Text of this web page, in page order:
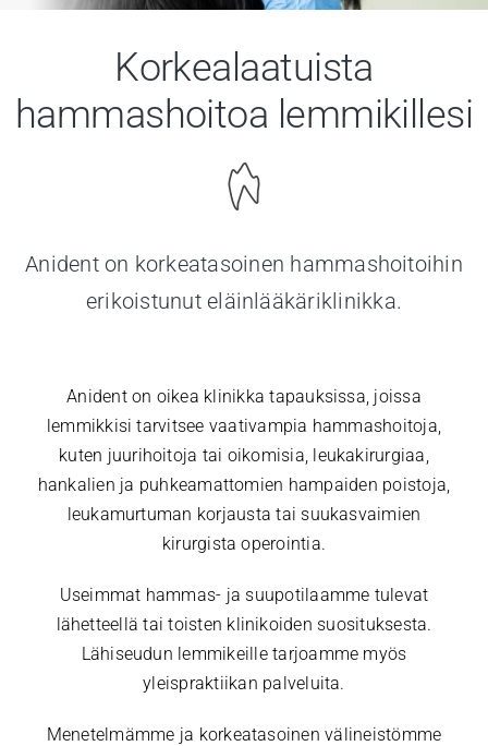
Tietopankki
Ota yhteyttä
Korkealaatuista
hammashoitoa lemmikillesi
Anident on korkeatasoinen hammashoitoihin
erikoistunut eläinlääkäriklinikka.
Anident on oikea klinikka tapauksissa, joissa
lemmikkisi tarvitsee vaativampia hammashoitoja,
kuten juurihoitoja tai oikomisia, leukakirurgiaa,
hankalien ja puhkeamattomien hampaiden poistoja,
leukamurtuman korjausta tai suukasvaimien
kirurgista operointia.
Useimmat hammas- ja suupotilaamme tulevat
lähetteellä tai toisten klinikoiden suosituksesta.
Lähiseudun lemmikeille tarjoamme myös
yleispraktiikan palveluita.
Menetelmämme ja korkeatasoinen välineistömme